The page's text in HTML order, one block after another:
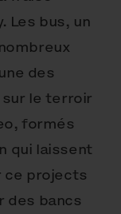
Les bus, un
des
le terroir
formés
qui laissent
ce projects
des bancs